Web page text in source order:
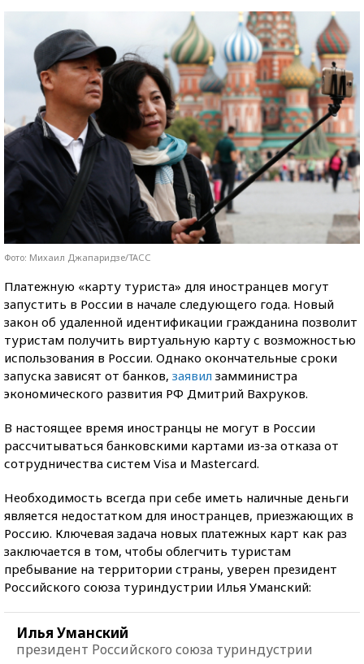
Фото: Михаил Джапаридзе/ТАСС
Платежную «карту туриста» для иностранцев могут
запустить в России в начале следующего года. Новый
закон об удаленной идентификации гражданина позволит
туристам получить виртуальную карту с возможностью
использования в России. Однако окончательные сроки
запуска зависят от банков, заявил замминистра
экономического развития РФ Дмитрий Вахруков.
В настоящее время иностранцы не могут в России
рассчитываться банковскими картами из-за отказа от
сотрудничества систем Visa и Mastercard.
Необходимость всегда при себе иметь наличные деньги
является недостатком для иностранцев, приезжающих в
Россию. Ключевая задача новых платежных карт как раз
заключается в том, чтобы облегчить туристам
пребывание на территории страны, уверен президент
Российского союза туриндустрии Илья Уманский:
Илья Уманский
президент Российского союза туриндустрии